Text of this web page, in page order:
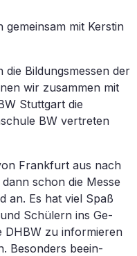
ge­mein­sam mit Kers­tin
Bil­dungs­mes­sen der
wir zu­sam­men mit
Stutt­gart die
BW ver­tre­ten
Frank­furt aus nach
schon die Mes­se
an. Es hat viel Spaß
Schü­lern ins Ge­
DHBW zu in­for­mie­ren
Be­son­ders be­ein­